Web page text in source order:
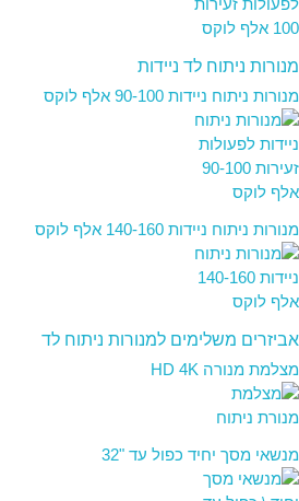
מנורות ניתוח לד ניידות
מנורות ניתוח ניידות 90-100 אלף לוקס
מנורות ניתוח ניידות 140-160 אלף לוקס
אביזרים משלימים למנורות ניתוח לד
מצלמת מנורה HD 4K
מנשאי מסך יחיד כפול עד "32